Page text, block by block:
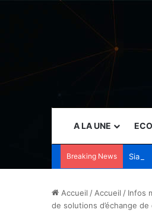
A LA UNE
Breaking News
Accueil / Accueil / Infos
de solutions d’échange